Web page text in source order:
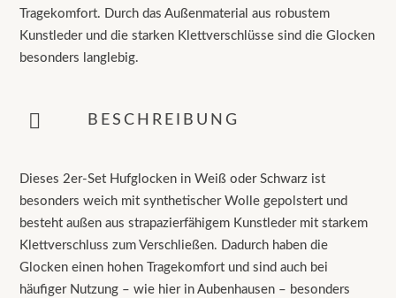
Tragekomfort. Durch das Außenmaterial aus robustem
Kunstleder und die starken Klettverschlüsse sind die Glocken
besonders langlebig.
BESCHREIBUNG
Dieses 2er-Set Hufglocken in Weiß oder Schwarz ist
besonders weich mit synthetischer Wolle gepolstert und
besteht außen aus strapazierfähigem Kunstleder mit starkem
Klettverschluss zum Verschließen. Dadurch haben die
Glocken einen hohen Tragekomfort und sind auch bei
häufiger Nutzung – wie hier in Aubenhausen – besonders